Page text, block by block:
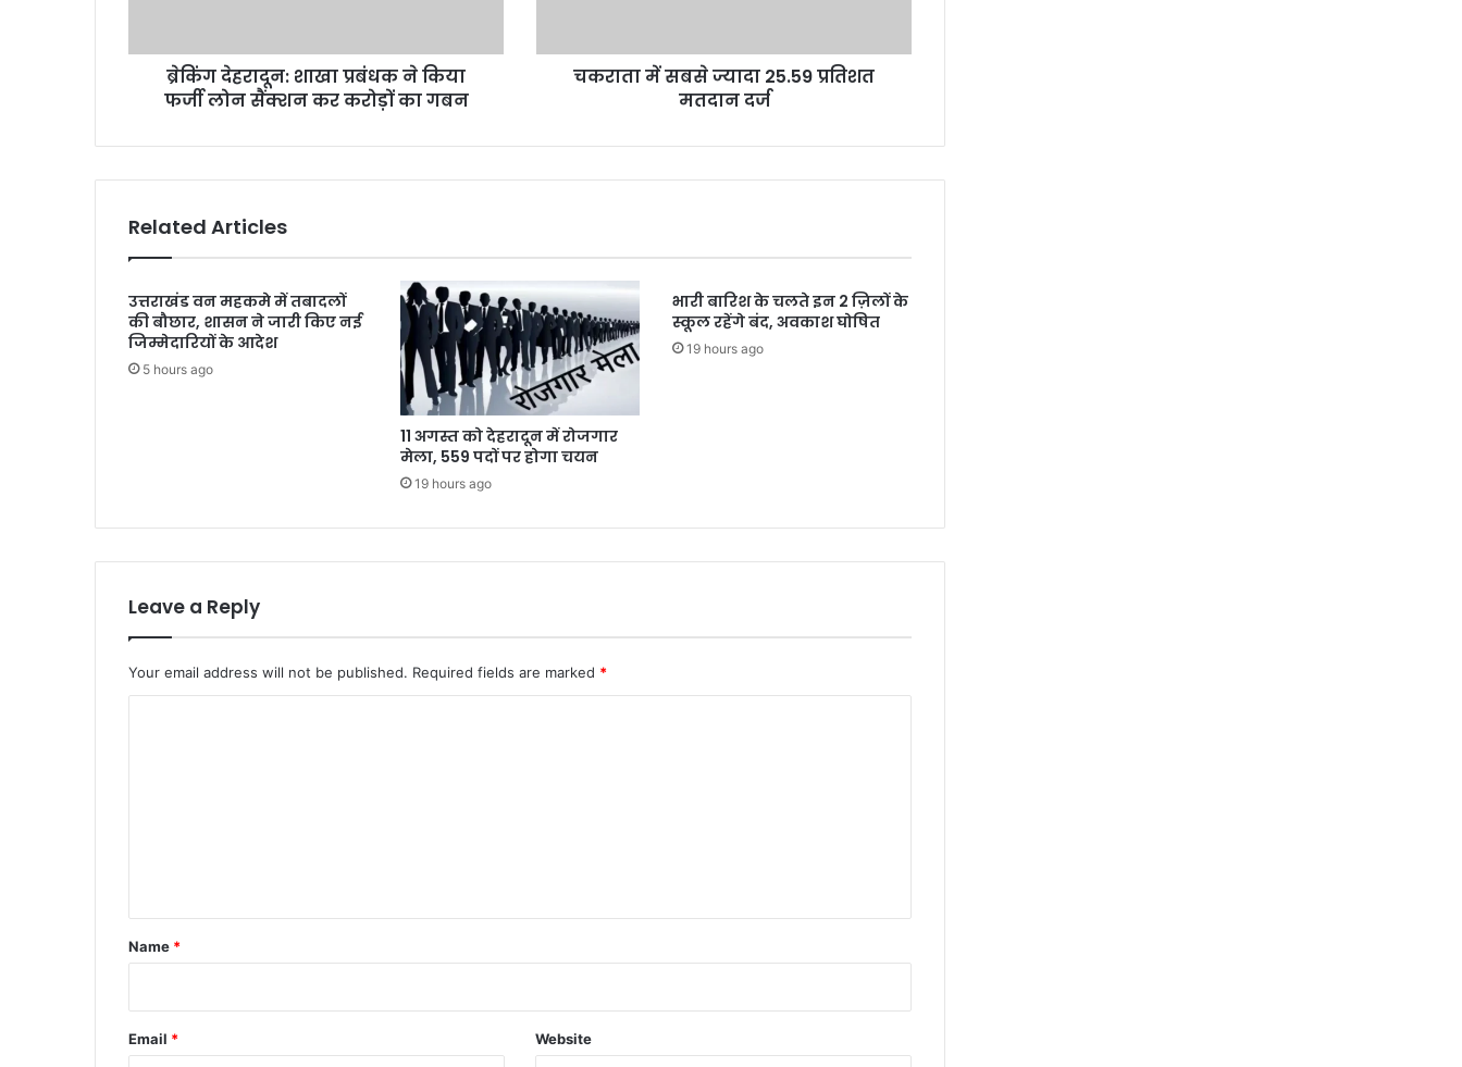
सैंक्शन
गबन
ब्रेकिंग देहरादून: शाखा प्रबंधक ने किया
फर्जी लोन सैंक्शन कर करोड़ों का गबन
चकराता में सबसे ज्यादा 25.59 प्रतिशत
मतदान दर्ज
Related Articles
उत्तराखंड वन महकमे में तबादलों
की बौछार, शासन ने जारी किए नई
जिम्मेदारियों के आदेश
5 hours ago
11 अगस्त को देहरादून में रोजगार
मेला, 559 पदों पर होगा चयन
19 hours ago
भारी बारिश के चलते इन 2 ज़िलों के
स्कूल रहेंगे बंद, अवकाश घोषित
19 hours ago
Leave a Reply
Your email address will not be published. Required fields are marked *
*
Name *
Email * Website